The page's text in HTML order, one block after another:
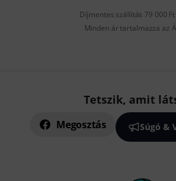
Díjmentes szállítás 79 000
Minden ár tartalmazza az
Tetszik, amit
Megosztás Súgó &